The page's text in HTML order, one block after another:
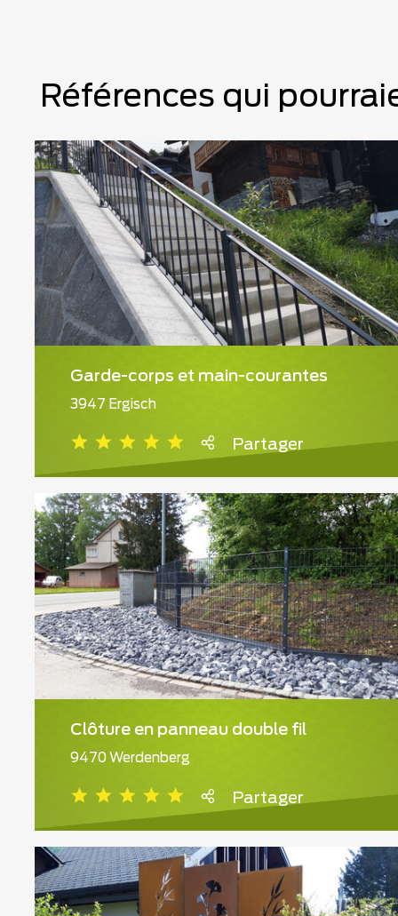
Références qui
Garde-corps et main-courantes
3947 Ergisch
Partager
Clôture en panneau double fil
9470 Werdenberg
Partager